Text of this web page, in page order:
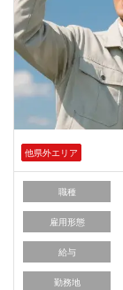
他県外エリア
職種
雇用形態
給与
勤務地